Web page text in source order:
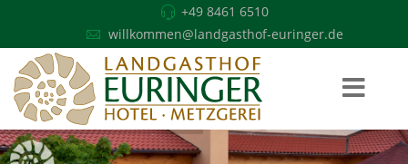
+49 8461 6510
willkommen@landgasthof-euringer.de